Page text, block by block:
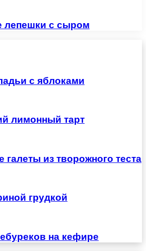
лепешки с сыром
с яблоками
лимонный тарт
галеты из творожного теста
грудкой
на кефире